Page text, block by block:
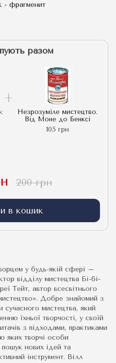
- фрагменит
разом
Незрозуміле мистецтво.
Від Моне до Бенксі
105 грн
200 грн
в кошик
у будь-якій сфері –
відділу мистецтва Бі-бі-
Тейт, автор всесвітнього
Добре знайомий з
сучасного мистецтва, який
їхньої творчості, у своїй
з підходами, практиками
яких творчі особи
нових ідей та
інструмент. Вілл